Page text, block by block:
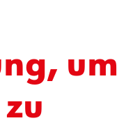
um